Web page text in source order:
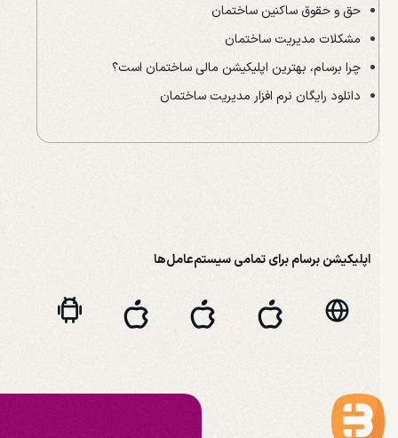
حق و حقوق ساکنین ساختمان
مشکلات مدیریت ساختمان
چرا برسام، بهترین اپلیکیشن مالی ساختمان است؟
دانلود رایگان نرم افزار مدیریت ساختمان
اپلیکیشن برسام برای تمامی سیستم‌عامل‌ها